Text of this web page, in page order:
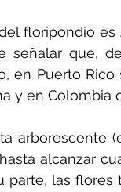
floripondio es
señalar que,
en Puerto
y en Colombia
arborescente
alcanzar
parte, las